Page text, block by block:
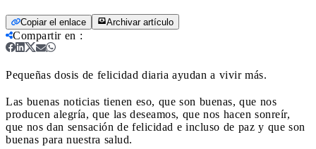
Copiar el enlace Archivar artículo
Compartir en :
Pequeñas dosis de felicidad diaria ayudan a vivir más.
Las buenas noticias tienen eso, que son buenas, que nos
producen alegría, que las deseamos, que nos hacen sonreír,
que nos dan sensación de felicidad e incluso de paz y que son
buenas para nuestra salud.